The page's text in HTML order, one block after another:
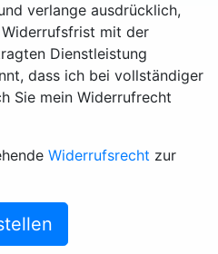
verlange ausdrücklich,
mit der
Dienstleistung
dass ich bei vollständiger
Sie mein Widerrufrecht
Widerrufsrecht zur